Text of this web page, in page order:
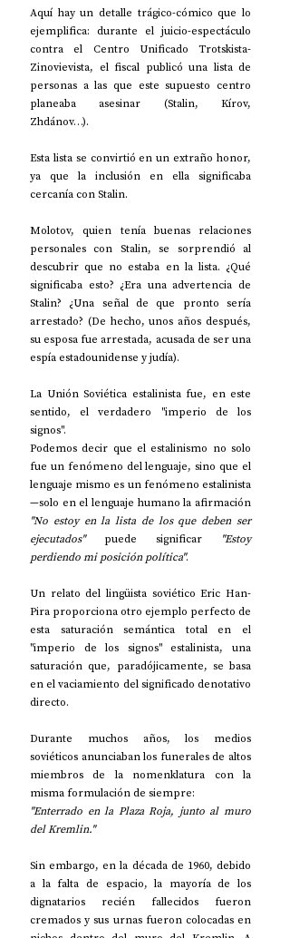
Aquí hay un detalle trágico-cómico que lo
ejemplifica: durante el juicio-espectáculo
contra el Centro Unificado Trotskista-
Zinovievista, el fiscal publicó una lista de
personas a las que este supuesto centro
planeaba asesinar (Stalin, Kírov,
Zhdánov…).
Esta lista se convirtió en un extraño honor,
ya que la inclusión en ella significaba
cercanía con Stalin.
Molotov, quien tenía buenas relaciones
personales con Stalin, se sorprendió al
descubrir que no estaba en la lista. ¿Qué
significaba esto? ¿Era una advertencia de
Stalin? ¿Una señal de que pronto sería
arrestado? (De hecho, unos años después,
su esposa fue arrestada, acusada de ser una
espía estadounidense y judía).
La Unión Soviética estalinista fue, en este
sentido, el verdadero "imperio de los
signos".
Podemos decir que el estalinismo no solo
fue un fenómeno del lenguaje, sino que el
lenguaje mismo es un fenómeno estalinista
"No estoy en la lista de los que deben ser
ejecutados" puede significar
"Estoy
perdiendo mi posición política".
Un relato del lingüista soviético Eric Han-
Pira proporciona otro ejemplo perfecto de
esta saturación semántica total en el
"imperio de los signos" estalinista, una
saturación que, paradójicamente, se basa
en el vaciamiento del significado denotativo
directo.
Durante muchos años, los medios
soviéticos anunciaban los funerales de altos
miembros de la nomenklatura con la
misma formulación de siempre:
"Enterrado en la Plaza Roja, junto al muro
del Kremlin."
Sin embargo, en la década de 1960, debido
a la falta de espacio, la mayoría de los
dignatarios recién fallecidos fueron
cremados y sus urnas fueron colocadas en